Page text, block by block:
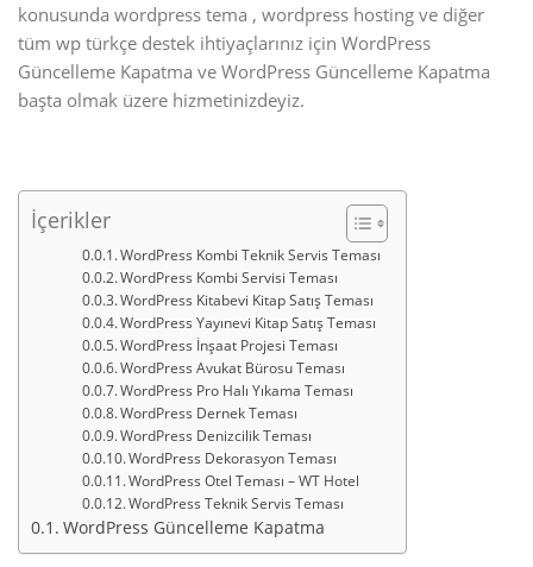
konusunda wordpress tema , wordpress hosting ve diğer
tüm wp türkçe destek ihtiyaçlarınız için WordPress
Güncelleme Kapatma ve WordPress Güncelleme Kapatma
başta olmak üzere hizmetinizdeyiz.
İçerikler
WordPress Kombi Teknik Servis Teması
WordPress Kombi Servisi Teması
WordPress Kitabevi Kitap Satış Teması
WordPress Yayınevi Kitap Satış Teması
WordPress İnşaat Projesi Teması
WordPress Avukat Bürosu Teması
WordPress Pro Halı Yıkama Teması
WordPress Dernek Teması
WordPress Denizcilik Teması
WordPress Dekorasyon Teması
WordPress Otel Teması – WT Hotel
WordPress Teknik Servis Teması
WordPress Güncelleme Kapatma